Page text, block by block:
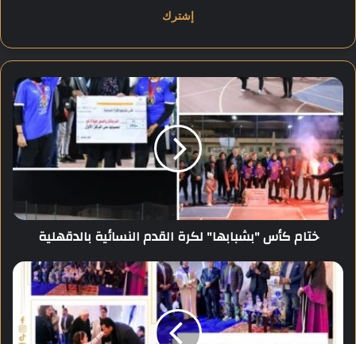
ختام
كأس
"بشبابها"
لكرة
القدم
النسائية
بالدقهلية
ختام كأس "بشبابها" لكرة القدم النسائية بالدقهلية
وزير
الشباب
والرياضة
يُكرم
نسل